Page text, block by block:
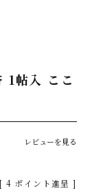
1帖入 ここ
レビューを見る
[ 4 ポイント進呈 ]